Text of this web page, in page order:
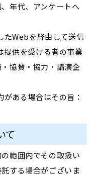
年代、アンケートへ
たWebを経由して送信
提供を受ける者の事業
協賛・協力・講演企
ある場合はその旨：
て
範囲内でその取扱い
する場合がございま